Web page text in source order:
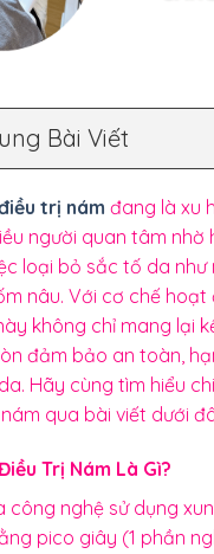
Bài Viết
trị nám đang là xu
người quan tâm nhờ
loại bỏ sắc tố da như
nâu. Với cơ chế hoạt
không chỉ mang lại
đảm bảo an toàn,
Hãy cùng tìm hiểu
qua bài viết dưới
Trị Nám Là Gì?
công nghệ sử dụng
pico giây (1 phần